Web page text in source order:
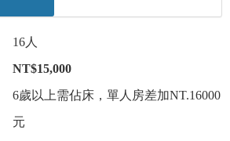
16人
NT$15,000
6歲以上需佔床，單人房差加NT.16000
元